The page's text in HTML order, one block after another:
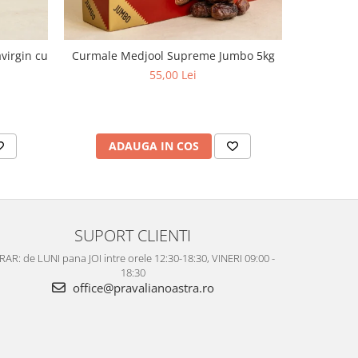
cu
Curmale Medjool Supreme Jumbo 5kg
55,00 Lei
ADAUGA IN COS
SUPORT CLIENTI
de LUNI pana JOI intre orele 12:30-18:30, VINERI 09:00 -
18:30
office@pravalianoastra.ro